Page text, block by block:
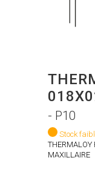
- P10
Stock
THERMALOY
MAXILLAIRE